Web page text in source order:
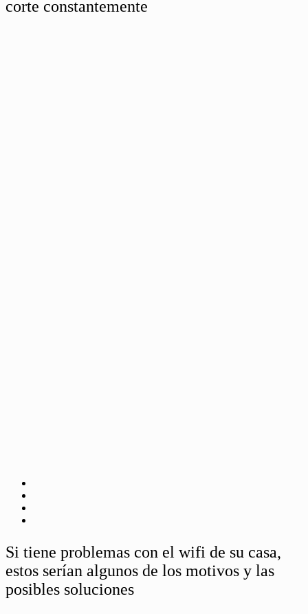
corte constantemente
Si tiene problemas con el wifi de su casa,
estos serían algunos de los motivos y las
posibles soluciones